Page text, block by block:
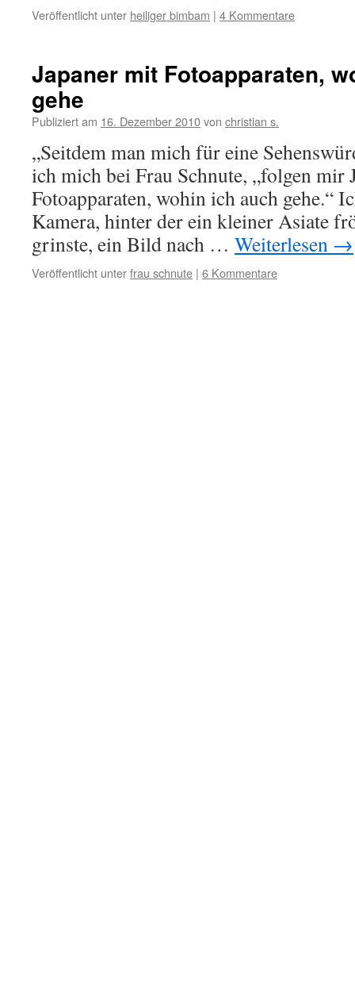
Veröffentlicht unter heiliger bimbam | 4 Kommentare
Japaner mit Fotoapparaten,
gehe
Publiziert am 16. Dezember 2010von christian s.
„Seitdem man mich für eine
ich mich bei Frau Schnute, „folgen mir
Fotoapparaten, wohin ich auch gehe.“
Kamera, hinter der ein kleiner Asiate
grinste, ein Bild nach … Weiterlesen →
Veröffentlicht unterfrau schnute | 6 Kommentare